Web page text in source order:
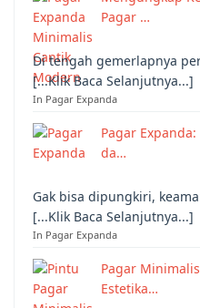
Pagar …
Di tengah gemerlapnya
[...Klik Baca Selanjutnya...]
In Pagar Expanda
Pagar
da…
Gak bisa dipungkiri,
[...Klik Baca Selanjutnya...]
In Pagar Expanda
Pagar
Estetika…